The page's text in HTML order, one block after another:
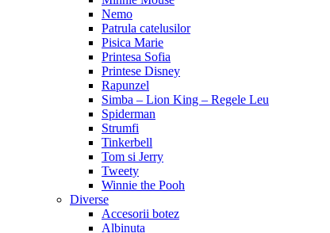
Nemo
Patrula catelusilor
Pisica Marie
Printesa Sofia
Printese Disney
Rapunzel
Simba – Lion King – Regele Leu
Spiderman
Strumfi
Tinkerbell
Tom si Jerry
Tweety
Winnie the Pooh
Diverse
Accesorii botez
Albinuta